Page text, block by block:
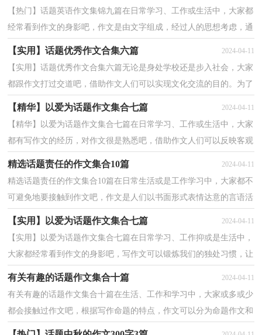
【热门】话题英语作文集锦九篇在日常学习、工作或生活中，大家都
经常看到作文的身影吧，作文是由文字组成，经过人的思想考虑，通
【实用】话题优秀作文合集六篇 2024-04-11
【实用】话题优秀作文合集六篇无论是身处学校还是步入社会，大家
都跟作文打过交道吧，借助作文人们可以实现文化交流的目的。为了
【精华】以爱为话题作文集合七篇 2024-04-11
【精华】以爱为话题作文集合七篇在日常学习、工作或生活中，大家
都有写作文的经历，对作文很是熟悉吧，借助作文人们可以反映客观
精选话题责任的作文集合10篇 2024-04-11
精选话题责任的作文集合10篇在日常生活或是工作学习中，大家都不
可避免地要接触到作文吧，作文是人们以书面形式表情达意的言语活
【实用】以爱为话题作文集合七篇 2024-04-11
【实用】以爱为话题作文集合七篇在日常学习、工作抑或是生活中，
大家都经常看到作文的身影吧，写作文可以锻炼我们的独处习惯，让
有关有趣的话题作文集合十篇 2024-04-11
有关有趣的话题作文集合十篇在生活、工作和学习中，大家或多或少
都会接触过作文吧，根据写作命题的特点，作文可以分为命题作文和
非命题作文。那么你知道一篇好的作文该怎么写吗？下...